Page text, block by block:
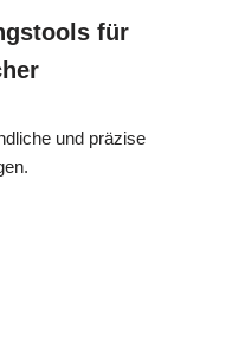
für
und präzise